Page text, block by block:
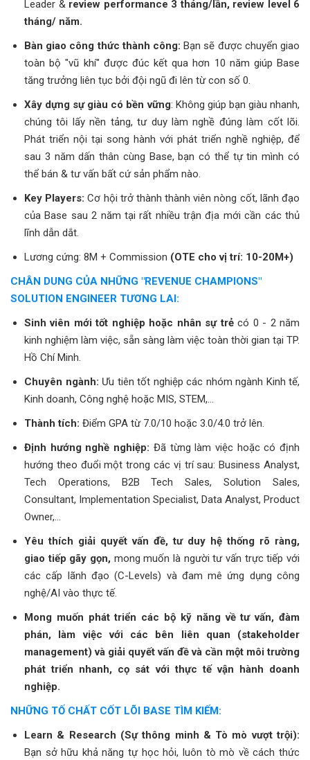
Leader & review performance 3 tháng/lần, review level 6
tháng/ năm.
Bàn giao công thức thành công: Bạn sẽ được chuyển giao
toàn bộ "vũ khí" được đúc kết qua hơn 10 năm giúp Base
tăng trưởng liên tục bởi đội ngũ đi lên từ con số 0.
Xây dựng sự giàu có bền vững: Không giúp bạn giàu nhanh,
chúng tôi lấy nền tảng, tư duy làm nghề đúng làm cốt lõi.
Phát triển nội tại song hành với phát triển nghề nghiệp, để
sau 3 năm dấn thân cùng Base, bạn có thể tự tin mình có
thể bán & tư vấn bất cứ sản phẩm nào.
Key Players: Cơ hội trở thành thành viên nòng cốt, lãnh đạo
của Base sau 2 năm tại rất nhiều trận địa mới cần các thủ
lĩnh dẫn dắt.
Lương cứng: 8M + Commission (OTE cho vị trí: 10-20M+)
CHÂN DUNG CỦA NHỮNG "REVENUE CHAMPIONS"
SOLUTION ENGINEER TƯƠNG LAI:
Sinh viên mới tốt nghiệp hoặc nhân sự trẻcó 0 - 2 năm
kinh nghiệm làm việc, sẵn sàng làm việc toàn thời gian tại TP.
Hồ Chí Minh.
Chuyên ngành: Ưu tiên tốt nghiệp các nhóm ngành Kinh tế,
Kinh doanh, Công nghệ hoặc MIS, STEM,...
Thành tích: Điểm GPA từ 7.0/10 hoặc 3.0/4.0 trở lên.
Định hướng nghề nghiệp: Đã từng làm việc hoặc có định
hướng theo đuổi một trong các vị trí sau: Business Analyst,
Tech Operations, B2B Tech Sales, Solution Sales,
Consultant, Implementation Specialist, Data Analyst, Product
Owner,...
Yêu thích giải quyết vấn đề, tư duy hệ thống rõ ràng,
giao tiếp gãy gọn, mong muốn là người tư vấn trực tiếp với
các cấp lãnh đạo (C-Levels) và đam mê ứng dụng công
nghệ/AI vào thực tế.
Mong muốn phát triển các bộ kỹ năng về tư vấn, đàm
phán, làm việc với các bên liên quan (stakeholder
management) và giải quyết vấn đề và cần một môi trường
phát triển nhanh, cọ sát với thực tế vận hành doanh
nghiệp.
NHỮNG TỐ CHẤT CỐT LÕI BASE TÌM KIẾM:
Learn & Research (Sự thông minh & Tò mò vượt trội):
Bạn sở hữu khả năng tự học hỏi, luôn tò mò về cách thức